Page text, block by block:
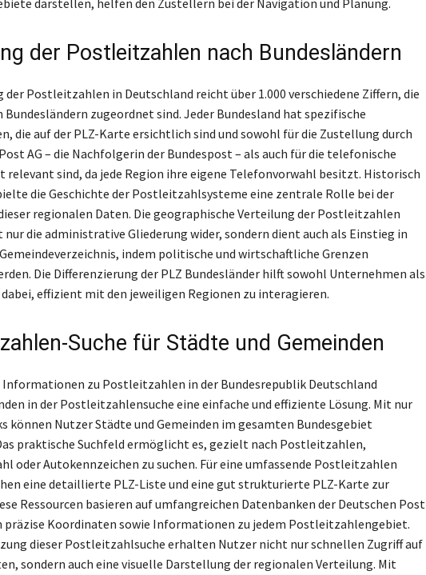
darstellen, helfen den Zustellern bei der Navigation und Planung.
der Postleitzahlen nach Bundesländern
der Postleitzahlen in Deutschland reicht über 1.000 verschiedene Ziffern, die
Bundesländern zugeordnet sind. Jeder Bundesland hat spezifische
die auf der PLZ-Karte ersichtlich sind und sowohl für die Zustellung durch
AG – die Nachfolgerin der Bundespost – als auch für die telefonische
relevant sind, da jede Region ihre eigene Telefonvorwahl besitzt. Historisch
die Geschichte der Postleitzahlsysteme eine zentrale Rolle bei der
regionalen Daten. Die geographische Verteilung der Postleitzahlen
die administrative Gliederung wider, sondern dient auch als Einstieg in
indem politische und wirtschaftliche Grenzen
Die Differenzierung der PLZ Bundesländer hilft sowohl Unternehmen als
effizient mit den jeweiligen Regionen zu interagieren.
Suche für Städte und Gemeinden
Informationen zu Postleitzahlen in der Bundesrepublik Deutschland
in der Postleitzahlensuche eine einfache und effiziente Lösung. Mit nur
können Nutzer Städte und Gemeinden im gesamten Bundesgebiet
praktische Suchfeld ermöglicht es, gezielt nach Postleitzahlen,
oder Autokennzeichen zu suchen. Für eine umfassende Postleitzahlen
eine detaillierte PLZ-Liste und eine gut strukturierte PLZ-Karte zur
Ressourcen basieren auf umfangreichen Datenbanken der Deutschen Post
präzise Koordinaten sowie Informationen zu jedem Postleitzahlengebiet.
dieser Postleitzahlsuche erhalten Nutzer nicht nur schnellen Zugriff auf
sondern auch eine visuelle Darstellung der regionalen Verteilung. Mit